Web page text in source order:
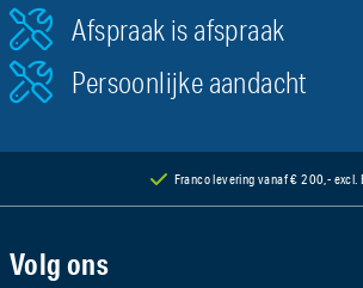
Afspraak is afspraak
Persoonlijke aandacht
Franco levering vanaf € 200,- excl.
Volg ons